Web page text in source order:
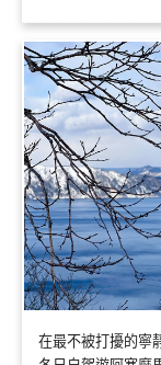
在最不被打擾的寧